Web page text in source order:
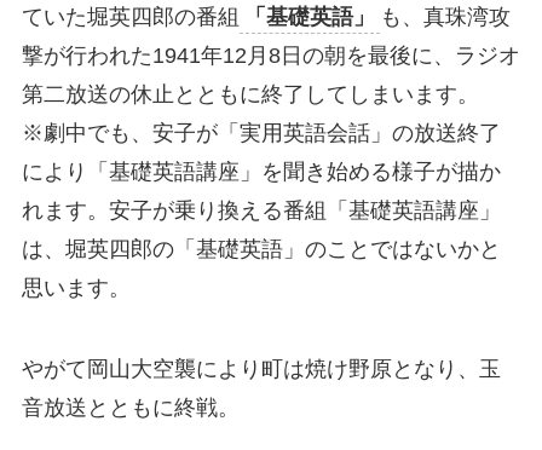
ていた堀英四郎の番組
「基礎英語」
も、真珠湾攻
撃が行われた1941年12月8日の朝を最後に、ラジオ
第二放送の休止とともに終了してしまいます。
※劇中でも、安子が「実用英語会話」の放送終了
により「基礎英語講座」を聞き始める様子が描か
れます。安子が乗り換える番組「基礎英語講座」
は、堀英四郎の「基礎英語」のことではないかと
思います。
やがて岡山大空襲により町は焼け野原となり、玉
音放送とともに終戦。